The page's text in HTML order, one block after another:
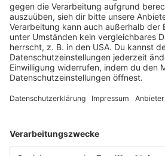
Bürgermeister Hans-
„Das Beste an der App
den Öffentlichen
Bisher ist die App nur in Offenburg